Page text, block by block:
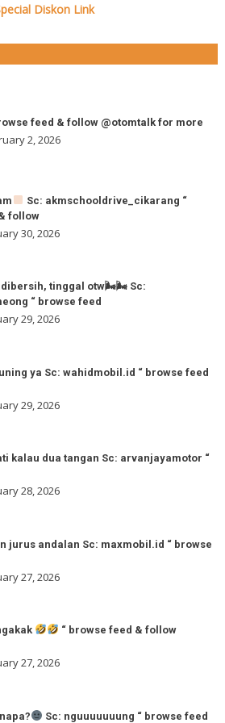
Diskon Link
feed & follow @otomtalk for more
2, 2026
Sc: akmschooldrive_cikarang “
follow
30, 2026
tinggal otw🌬🌬 Sc:
“ browse feed
29, 2026
ya Sc: wahidmobil.id “ browse feed
29, 2026
kalau dua tangan Sc: arvanjayamotor “
28, 2026
jurus andalan Sc: maxmobil.id “ browse
27, 2026
“ browse feed & follow
27, 2026
Sc: nguuuuuuung “ browse feed